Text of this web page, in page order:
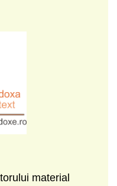
material